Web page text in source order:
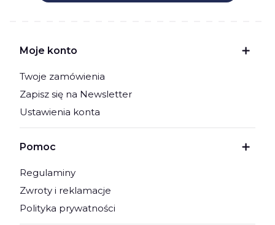
Moje konto
Twoje zamówienia
Zapisz się na Newsletter
Ustawienia konta
Pomoc
Regulaminy
Zwroty i reklamacje
Polityka prywatności